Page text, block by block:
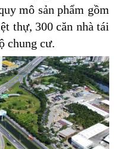
mô sản phẩm gồm
thự, 300 căn nhà tái
chung cư.